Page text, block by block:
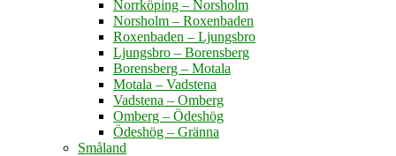
Norrköping – Norsholm
Norsholm – Roxenbaden
Roxenbaden – Ljungsbro
Ljungsbro – Borensberg
Borensberg – Motala
Motala – Vadstena
Vadstena – Omberg
Omberg – Ödeshög
Ödeshög – Gränna
Småland